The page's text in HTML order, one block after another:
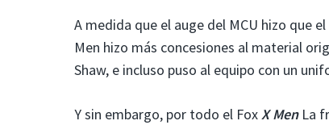
A medida que el auge del MCU hizo que
Men hizo más concesiones al material
Shaw, e incluso puso al equipo con un
Y sin embargo, por todo el FoxX MenLa